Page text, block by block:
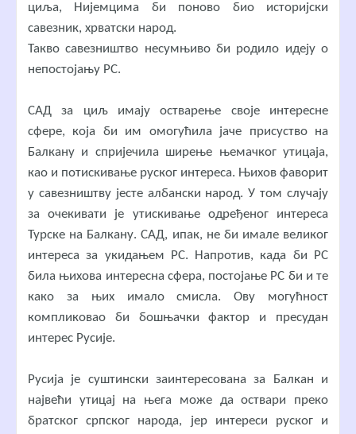
циља, Нијемцима би поново био историјски
савезник, хрватски народ.
Такво савезништво несумњиво би родило идеју о
непостојању РС.
САД за циљ имају остварење своје интересне
сфере, која би им омогућила јаче присуство на
Балкану и спријечила ширење њемачког утицаја,
као и потискивање руског интереса. Њихов фаворит
у савезништву јесте албански народ. У том случају
за очекивати је утискивање одређеног интереса
Турске на Балкану. САД, ипак, не би имале великог
интереса за укидањем РС. Напротив, када би РС
била њихова интересна сфера, постојање РС би и те
како за њих имало смисла. Ову могућност
компликовао би бошњачки фактор и пресудан
интерес Русије.
Русија је суштински заинтересована за Балкан и
највећи утицај на њега може да оствари преко
братског српског народа, јер интереси руског и